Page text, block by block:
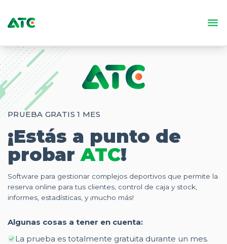
PRUEBA GRATIS 1 MES
¡Estás a punto de
probar ATC!
Software para gestionar complejos deportivos que permite la
reserva online para tus clientes, control de caja y stock,
informes, estadísticas, y ¡mucho más!
Algunas cosas a tener en cuenta:
La prueba es totalmente gratuita durante un mes.